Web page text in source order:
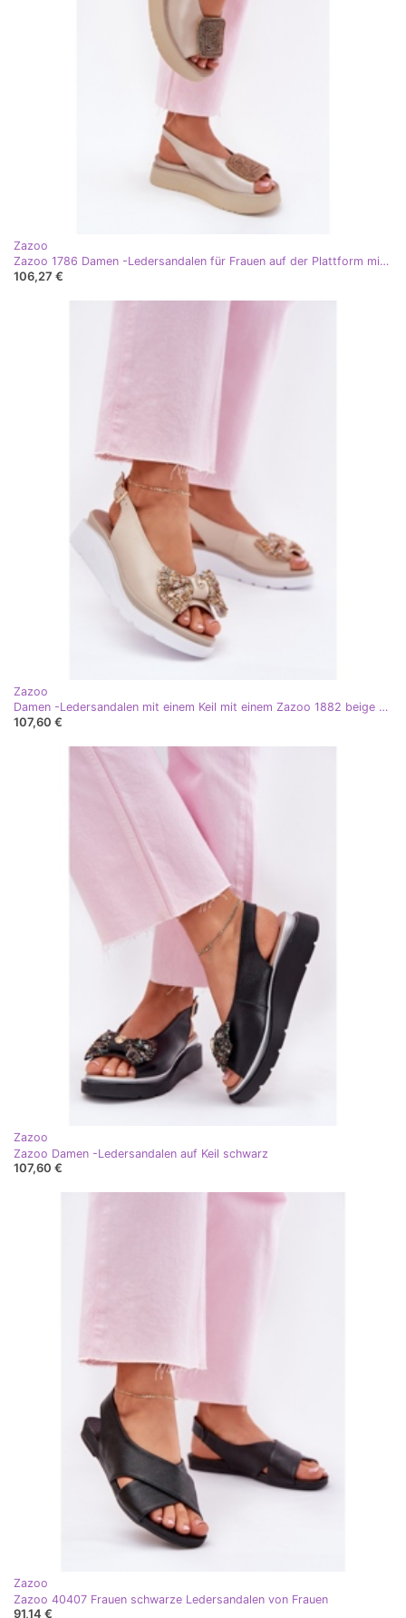
Zazoo
Zazoo 1786 Damen -Ledersandalen für Frauen auf der Plattform mit Perlmaus beige Dekoration
106,27 €
Zazoo
Damen -Ledersandalen mit einem Keil mit einem Zazoo 1882 beige Bogen
107,60 €
Zazoo
Zazoo Damen -Ledersandalen auf Keil schwarz
107,60 €
Zazoo
Zazoo 40407 Frauen schwarze Ledersandalen von Frauen
91,14 €